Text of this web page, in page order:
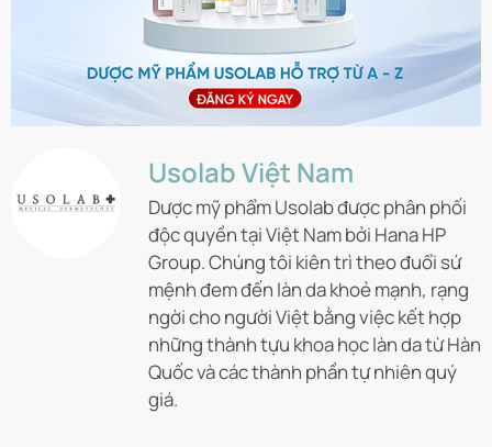
Usolab Việt Nam
Dược mỹ phẩm Usolab được phân phối
độc quyền tại Việt Nam bởi Hana HP
Group. Chúng tôi kiên trì theo đuổi sứ
mệnh đem đến làn da khoẻ mạnh, rạng
ngời cho người Việt bằng việc kết hợp
những thành tựu khoa học làn da từ Hàn
Quốc và các thành phần tự nhiên quý
giá.